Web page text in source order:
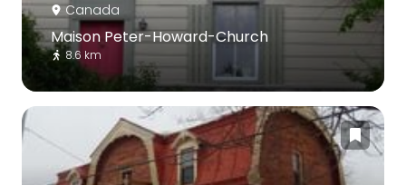
Canada
Maison Peter-Howard-Church
8.6 km